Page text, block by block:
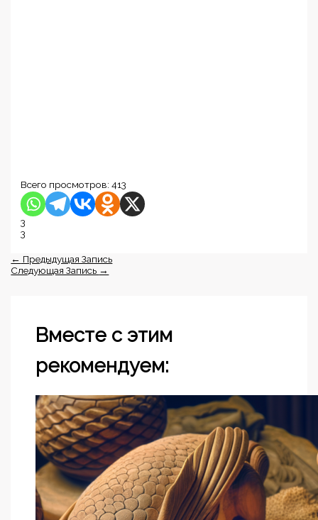
Всего просмотров: 413
3
3
← Предыдущая Запись
Следующая Запись →
Вместе с этим
рекомендуем: